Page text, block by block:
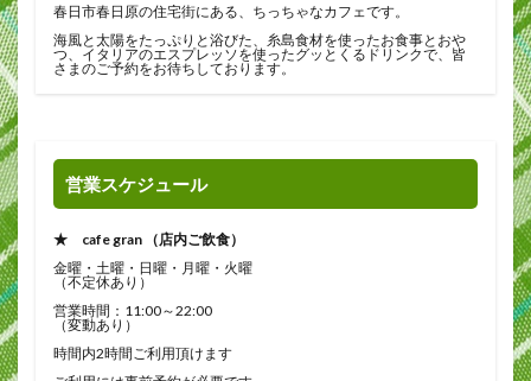
春日市春日原の住宅街にある、ちっちゃなカフェです。
海風と太陽をたっぷりと浴びた、糸島食材を使ったお食事とおや
つ、イタリアのエスプレッソを使ったグッとくるドリンクで、皆
さまのご予約をお待ちしております。
営業スケジュール
★ cafe gran （店内ご飲食）
金曜・土曜・日曜・月曜・火曜
（不定休あり）
営業時間：11:00～22:00
（変動あり）
時間内2時間ご利用頂けます